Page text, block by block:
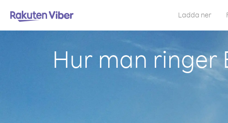
Ladda ner
Hur man ringer